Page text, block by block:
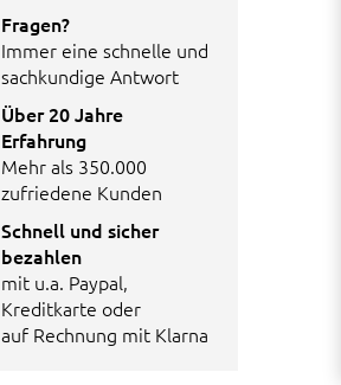
Fragen?
Immer eine schnelle und
sachkundige Antwort
Über 20 Jahre
Erfahrung
Mehr als 350.000
zufriedene Kunden
Schnell und sicher
bezahlen
mit u.a. Paypal,
Kreditkarte oder
auf Rechnung mit Klarna